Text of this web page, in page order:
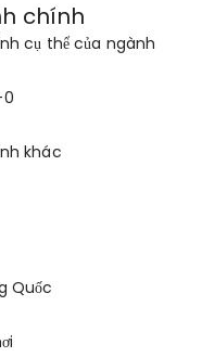
chính
cụ thể của ngành
khác
Quốc